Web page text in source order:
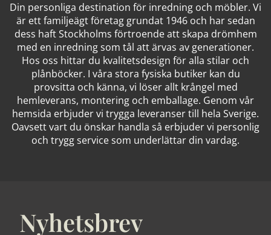
Din personliga destination för inredning och möbler. Vi
är ett familjeägt företag grundat 1946 och har sedan
dess haft Stockholms förtroende att skapa drömhem
med en inredning som tål att ärvas av generationer.
Hos oss hittar du kvalitetsdesign för alla stilar och
plånböcker. I våra stora fysiska butiker kan du
provsitta och känna, vi löser allt krångel med
hemleverans, montering och emballage. Genom vår
hemsida erbjuder vi trygga leveranser till hela Sverige.
Oavsett vart du önskar handla så erbjuder vi personlig
och trygg service som underlättar din vardag.
Nyhetsbrev